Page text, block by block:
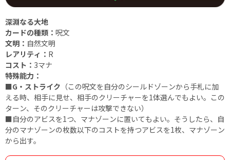
深淵なる大地
カードの種類： 呪文
文明： 自然文明
レアリティ： R
コスト： 3マナ
特殊能力：
■G・ストライク （この呪文を自分のシールドゾーンから手札に加
える時、相手に見せ、相手のクリーチャーを1体選んでもよい。この
ターン、そのクリーチャーは攻撃できない）
■自分のアビスを1つ、マナゾーンに置いてもよい。そうしたら、自
分のマナゾーンの枚数以下のコストを持つアビスを1枚、マナゾーン
から出す。